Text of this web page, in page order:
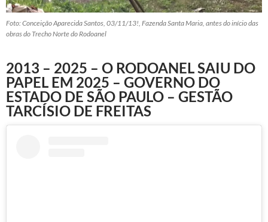
Foto: Conceição Aparecida Santos, 03/11/13!, Fazenda Santa Maria, antes do início das
obras do Trecho Norte do Rodoanel
2013 – 2025 – O RODOANEL SAIU DO
PAPEL EM 2025 – GOVERNO DO
ESTADO DE SÃO PAULO – GESTÃO
TARCÍSIO DE FREITAS